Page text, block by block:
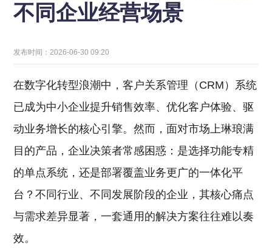
不同企业经营场景
发布时间：2026-06-30 09:20
在数字化转型浪潮中，客户关系管理（CRM）系统
已成为中小企业提升销售效率、优化客户体验、驱
动业务增长的核心引擎。然而，面对市场上琳琅满
目的产品，企业决策者常感困惑：是选择功能专精
的单点系统，还是部署覆盖业务更广的一体化平
台？不同行业、不同发展阶段的企业，其核心痛点
与需求差异显著，一套通用的解决方案往往难以奏
效。